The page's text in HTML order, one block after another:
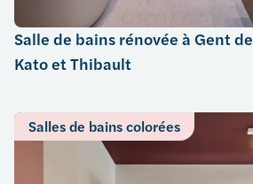
Salle de bains rénovée à Gent de
Kato et Thibault
Salles de bains colorées